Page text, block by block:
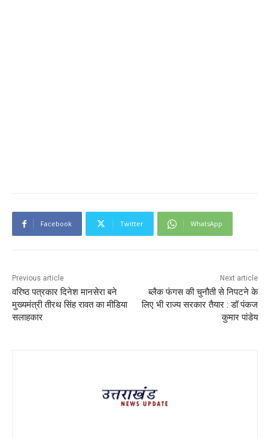
Facebook Twitter WhatsApp
Previous article
वरिष्ठ पत्रकार दिनेश मानसेरा बने
मुख्यमंत्री तीरथ सिंह रावत का मीडिया
सलाहकार
Next article
ब्लैक फंगस की चुनौती से निपटने के
लिए भी राज्य सरकार तैयार : डॉ पंकज
कुमार पांडेय